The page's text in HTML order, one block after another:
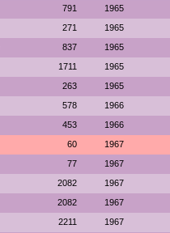
791 1965
271 1965
837 1965
1711 1965
263 1965
578 1966
453 1966
60 1967
77 1967
2082 1967
2082 1967
2211 1967